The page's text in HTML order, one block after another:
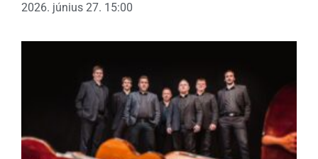
2026. június 27. 15:00